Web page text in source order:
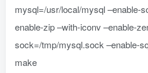
mysql=/usr/local/mysql –enable-
enable-zip –with-iconv –enable-
sock=/tmp/mysql.sock –enable-
make